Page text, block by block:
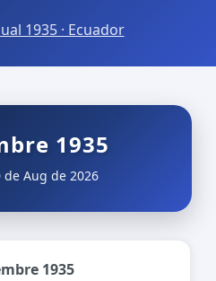
1935 · Ecuador
1935
de Aug de 2026
1935